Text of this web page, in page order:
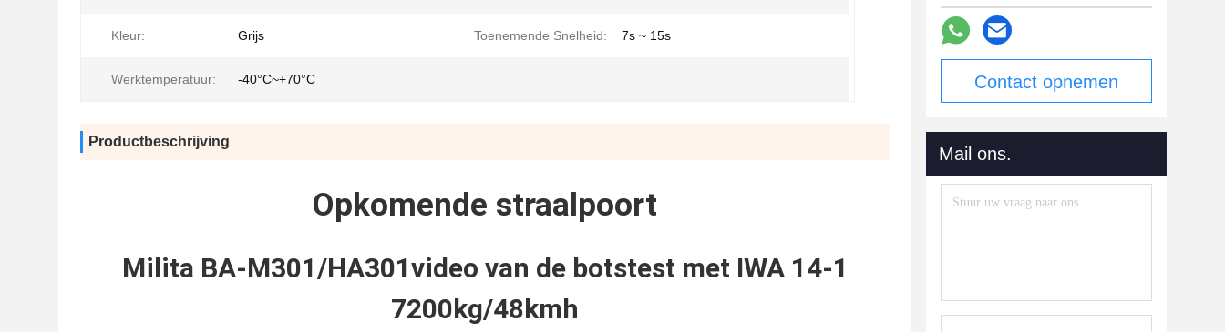
Kleur: Grijs Toenemende Snelheid: 7s ~ 15s
Werktemperatuur: -40°C~+70°C
Productbeschrijving
Opkomende straalpoort
Milita BA-M301/HA301video van de botstest met IWA 14-1
7200kg/48kmh
Contact opnemen
Mail ons.